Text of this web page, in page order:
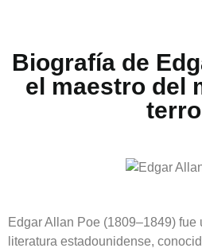
Biografía de
el maestro del
Edgar Allan Poe (1809–1849) fue
literatura estadounidense,